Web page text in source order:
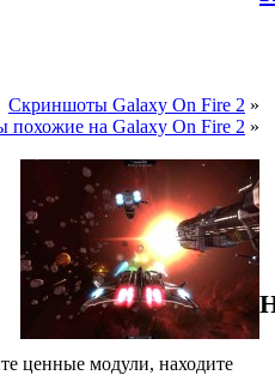
Скриншоты Galaxy On Fire 2 »
похожие на Galaxy On Fire 2 »
ценные модули, находите